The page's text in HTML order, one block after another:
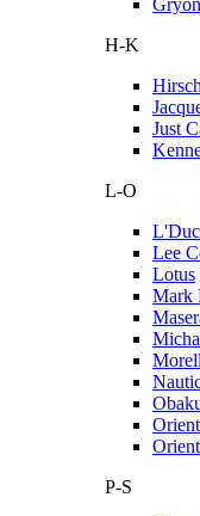
Gryon
H-K
Hirsch
Just
L-O
Lee
Lotus
Mark
Orient
P-S